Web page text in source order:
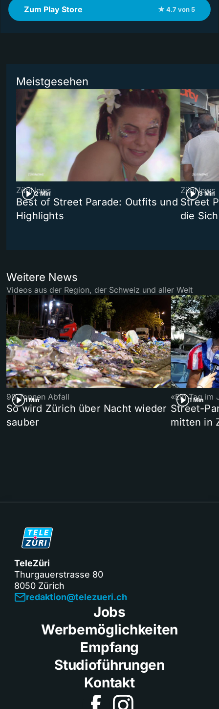
Zum Play Store ★ 4.7 von 5
Meistgesehen
2 Min
ZüriNews
Best of Street Parade: Outfits und
Highlights
3 Min
ZüriNews
Street
die
Weitere News
Videos aus der Region, der Schweiz und aller Welt
1 Min
90 Tonnen Abfall
So wird Zürich über Nacht wieder
sauber
1 Min
«Ein Tag im
Street-
mitten in
TeleZüri
Thurgauerstrasse 80
8050 Zürich
redaktion@telezueri.ch
Jobs
Werbemöglichkeiten
Empfang
Studioführungen
Kontakt